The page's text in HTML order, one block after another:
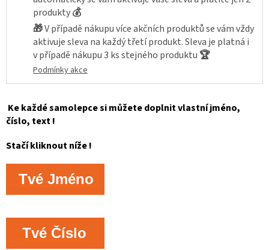
produkty💰
🎁V případě nákupu více akčních produktů se vám vždy
aktivuje sleva na každý třetí produkt. Sleva je platná i
v případě nákupu 3 ks stejného produktu 🏆
Podmínky akce
Ke každé samolepce si můžete doplnit vlastní jméno,
číslo, text !
Stačí kliknout níže !
Tvé Jméno
Tvé Číslo